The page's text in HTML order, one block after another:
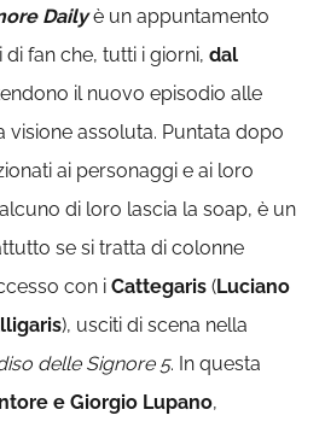
Daily è un appuntamento
fan che, tutti i giorni, dal
il nuovo episodio alle
visione assoluta. Puntata dopo
ai personaggi e ai loro
di loro lascia la soap, è un
se si tratta di colonne
con iCattegaris (Luciano
), usciti di scena nella
delle Signore 5. In questa
e Giorgio Lupano,